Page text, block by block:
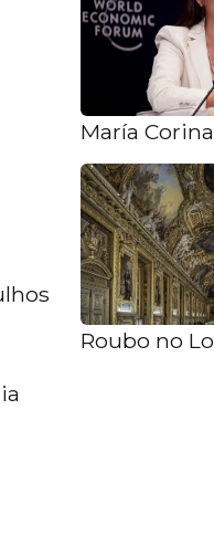
María
Roubo no